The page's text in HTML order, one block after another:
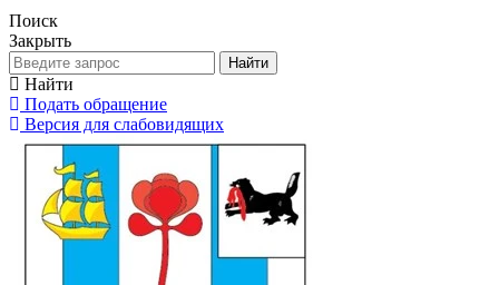
Поиск
Закрыть
Найти
Найти
Подать обращение
Версия для слабовидящих